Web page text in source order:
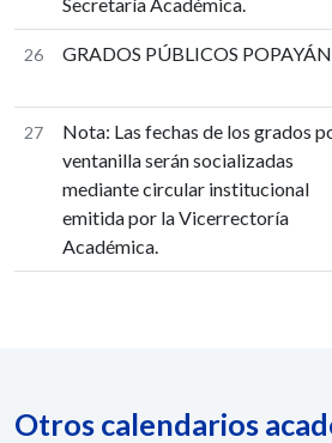
26 GRADOS PÚBLICOS POPAYÁN
27
Nota: Las fechas de los grados
ventanilla serán socializadas
mediante circular institucional
emitida por la Vicerrectoría
Académica.
Otros calendarios